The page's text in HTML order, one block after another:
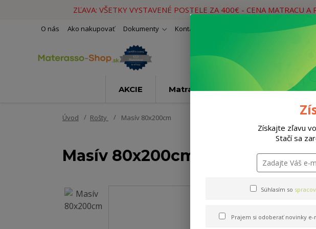
ZĽAVA: VŠETKY VYSTAVENÉ POSTELE ZA 400€ - CENA MATRACU
O nás Ako nakupovať Dokumenty Kontakty
AKCIE Matrace Rošty
Úvod Rošty Masív 80x200cm
Masív 80x200cm
Získajte zľavu
Stačí sa
Súhlasím so
Prajem si odoberať novinky